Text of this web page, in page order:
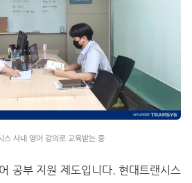
스 사내 영어 강의로 교육받는 중
공부 지원 제도입니다. 현대트랜시스